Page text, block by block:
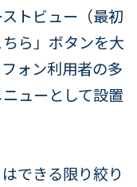
トビュー（最初
ら」ボタンを大
ォン利用者の多
ューとして設置
できる限り絞り